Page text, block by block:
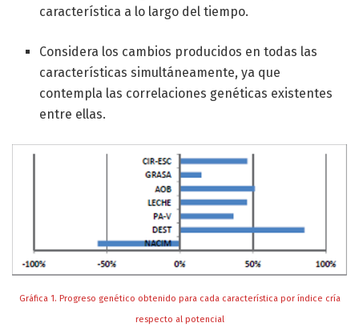
característica a lo largo del tiempo.
Considera los cambios producidos en todas las
características simultáneamente, ya que
contempla las correlaciones genéticas existentes
entre ellas.
Gráfica 1. Progreso genético obtenido para cada característica por índice cría
respecto al potencial